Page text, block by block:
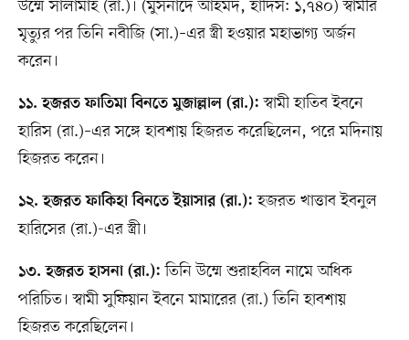
উম্মে সালামাহ (রা.)। (মুসনাদে আহমদ, হাদিস: ১,৭৪০) স্বামীর
মৃত্যুর পর তিনি নবীজি (সা.)–এর স্ত্রী হওয়ার মহাভাগ্য অর্জন
করেন।
১১. হজরত ফাতিমা বিনতে মুজাল্লাল (রা.): স্বামী হাতিব ইবনে
হারিস (রা.)–এর সঙ্গে হাবশায় হিজরত করেছিলেন, পরে মদিনায়
হিজরত করেন।
১২. হজরত ফাকিহা বিনতে ইয়াসার (রা.): হজরত খাত্তাব ইবনুল
হারিসের (রা.)-এর স্ত্রী।
১৩. হজরত হাসনা (রা.): তিনি উম্মে শুরাহবিল নামে অধিক
পরিচিত। স্বামী সুফিয়ান ইবনে মামারের (রা.) তিনি হাবশায়
হিজরত করেছিলেন।